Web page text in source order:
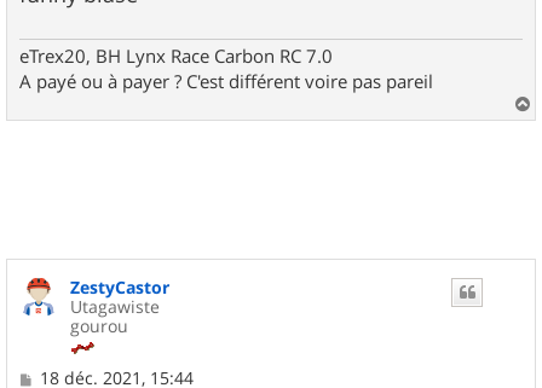
eTrex20, BH Lynx Race Carbon RC 7.0
A payé ou à payer ? C'est différent voire pas pareil
a
ZestyCastor
Utagawiste
gourou
M18 déc. 2021, 15:44